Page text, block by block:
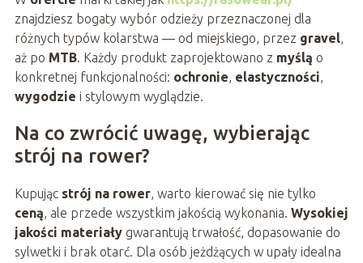
znajdziesz bogaty wybór odzieży przeznaczonej dla
różnych typów kolarstwa — od miejskiego, przez gravel,
aż po MTB. Każdy produkt zaprojektowano z myślą o
konkretnej funkcjonalności: ochronie, elastyczności,
wygodzie i stylowym wyglądzie.
Na co zwrócić uwagę, wybierając
strój na rower?
Kupując strój na rower, warto kierować się nie tylko
ceną, ale przede wszystkim jakością wykonania. Wysokiej
jakości materiałygwarantują trwałość, dopasowanie do
sylwetki i brak otarć. Dla osób jeżdżących w upały idealna